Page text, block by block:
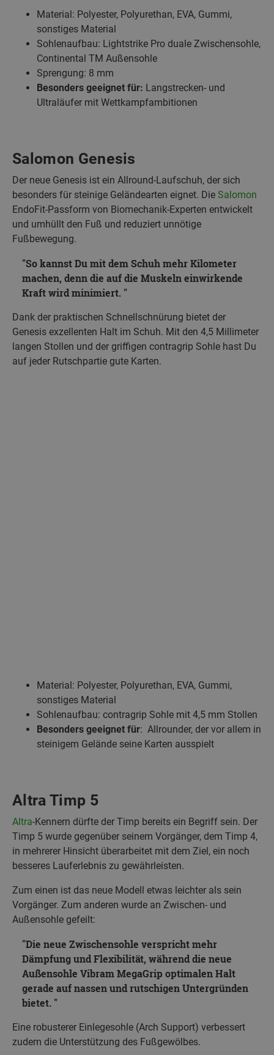
Material: Polyester, Polyurethan, EVA, Gummi,
sonstiges Material
Sohlenaufbau: Lightstrike Pro duale Zwischensohle,
Continental TM Außensohle
Sprengung: 8 mm
Besonders geeignet für: Langstrecken- und
Ultraläufer mit Wettkampfambitionen
Salomon Genesis
Der neue Genesis ist ein Allround-Laufschuh, der sich
besonders für steinige Geländearten eignet. Die Salomon
EndoFit-Passform von Biomechanik-Experten entwickelt
und umhüllt den Fuß und reduziert unnötige
Fußbewegung.
So kannst Du mit dem Schuh mehr Kilometer
machen, denn die auf die Muskeln einwirkende
Kraft wird minimiert.
Dank der praktischen Schnellschnürung bietet der
Genesis exzellenten Halt im Schuh. Mit den 4,5 Millimeter
langen Stollen und der griffigen contragrip Sohle hast Du
auf jeder Rutschpartie gute Karten.
Material: Polyester, Polyurethan, EVA, Gummi,
sonstiges Material
Sohlenaufbau: contragrip Sohle mit 4,5 mm Stollen
Besonders geeignet für: Allrounder, der vor allem in
steinigem Gelände seine Karten ausspielt
Altra Timp 5
Altra-Kennern dürfte der Timp bereits ein Begriff sein. Der
Timp 5 wurde gegenüber seinem Vorgänger, dem Timp 4,
in mehrerer Hinsicht überarbeitet mit dem Ziel, ein noch
besseres Lauferlebnis zu gewährleisten.
Zum einen ist das neue Modell etwas leichter als sein
Vorgänger. Zum anderen wurde an Zwischen- und
Außensohle gefeilt:
Die neue Zwischensohle verspricht mehr
Dämpfung und Flexibilität, während die neue
Außensohle Vibram MegaGrip optimalen Halt
gerade auf nassen und rutschigen Untergründen
bietet.
Eine robusterer Einlegesohle (Arch Support) verbessert
zudem die Unterstützung des Fußgewölbes.